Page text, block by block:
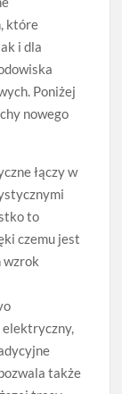
które
i dla
Poniżej
nowego
łączy w
to
czemu jest
wzrok
elektryczny,
także